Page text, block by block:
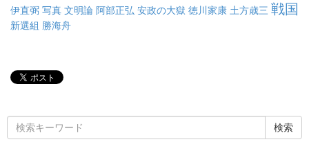
伊直弼 写真 文明論 阿部正弘 安政の大獄 徳川家康 土方歳三 戦国
新選組 勝海舟